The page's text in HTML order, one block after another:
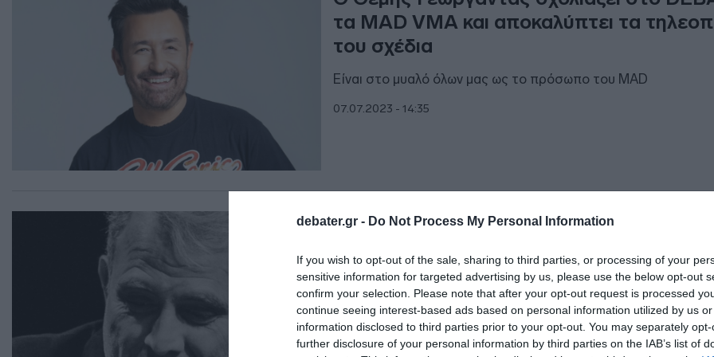
debater.gr - Do Not Process My Personal Information
If you wish to opt-out of the sale, sharing to third parties, or processing of your
sensitive information for targeted advertising by us, please use the below opt-out
confirm your selection. Please note that after your opt-out request is processed
continue seeing interest-based ads based on personal information utilized by us
information disclosed to third parties prior to your opt-out. You may separately
further disclosure of your personal information by third parties on the IAB’s list of
τα MAD VMA και αποκαλύπτει τα
του σχέδια
Είναι στο μυαλό όλων μας ως το πρόσωπο του MAD
07.07.2023 - 14:35
LIFESTYLE
συνεχίσω στην τρίτη σεζόν της Γης της
Ξεκινήσαμε γυρίσματα”
Τον συνάντησα με αφορμή την παράσταση «Η γειτονιά των
θαυμάτων» 1923 – 2023: 100 χρόνια Νέα Ιωνία